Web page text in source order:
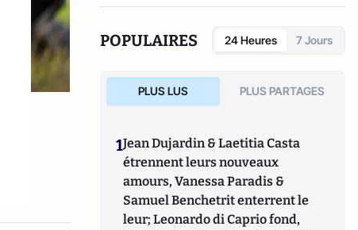
POPULAIRES 24 Heures 7 Jours
PLUS LUS PLUS PARTAGES
1Jean Dujardin & Laetitia Casta
étrennent leurs nouveaux
amours, Vanessa Paradis &
Samuel Benchetrit enterrent le
leur; Leonardo di Caprio fond,